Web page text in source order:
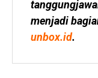
unbox.id.